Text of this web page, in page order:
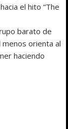
el hito “The
barato de
orienta al
haciendo